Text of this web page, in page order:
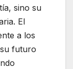
sino su
El
a los
futuro